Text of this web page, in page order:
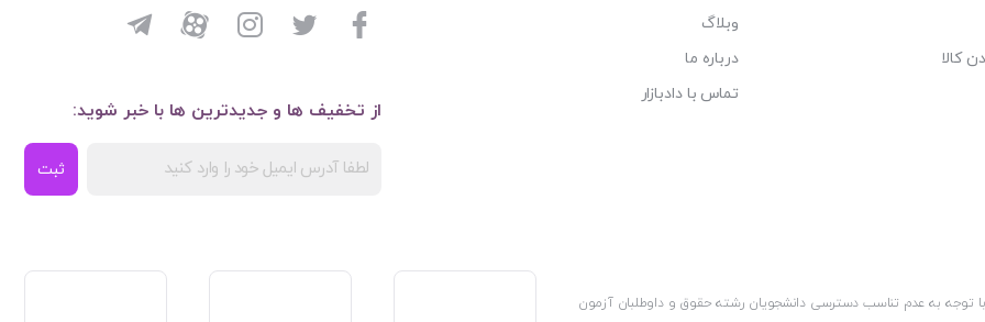
کالا
وبلاگ
درباره ما
تماس با دادبازار
از تخفیف ها و جدیدترین ها با خبر شوید:
ثبت
توجه به عدم تناسب دسترسی دانشجویان رشته حقوق و داوطلبان آزمون